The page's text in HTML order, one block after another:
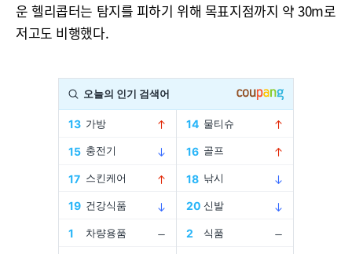
운 헬리콥터는 탐지를 피하기 위해 목표지점까지 약 30m로
저고도 비행했다.